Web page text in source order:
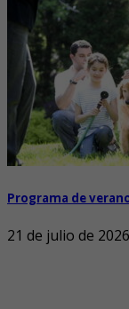
Programa de
21 de julio de 2026